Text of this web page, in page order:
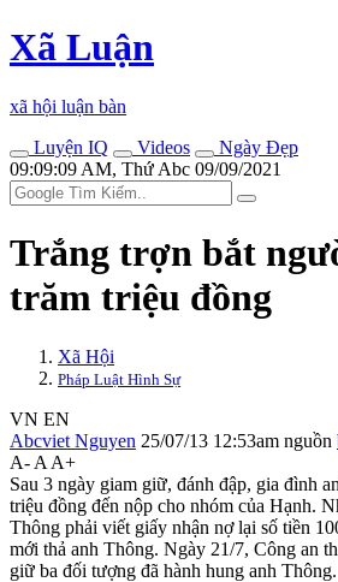
Xã Luận
xã hội luận bàn
Luyện IQ
Videos
Ngày Đẹp
09:09:09 AM, Thứ Abc 09/09/2021
Trắng trợn bắt
trăm triệu đồng
Xã Hội
Pháp Luật Hình Sự
VN EN
Abcviet Nguyen 25/07/13 12:53am nguồn
A- A A+
Sau 3 ngày giam giữ, đánh đập, gia đình
triệu đồng đến nộp cho nhóm của Hạnh.
Thông phải viết giấy nhận nợ lại số tiền
mới thả anh Thông. Ngày 21/7, Công an
giữ ba đối tượng đã hành hung anh Thông.